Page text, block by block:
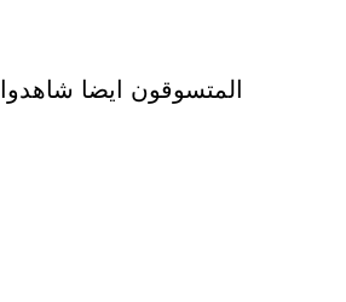
المتسوقون ايضا شاهدوا